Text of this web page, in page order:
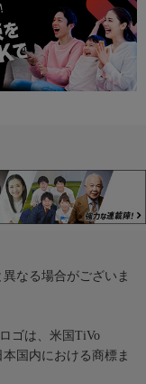
なる場合がございま
ゴは、米国TiVo
国内における商標ま